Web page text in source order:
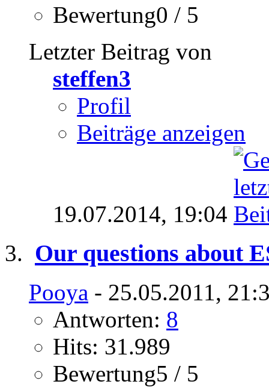
Bewertung0 / 5
Letzter Beitrag von
steffen3
Profil
Beiträge anzeigen
19.07.2014, 19:04
Our questions about
Pooya - 25.05.2011,
Antworten: 8
Hits: 31.989
Bewertung5 / 5